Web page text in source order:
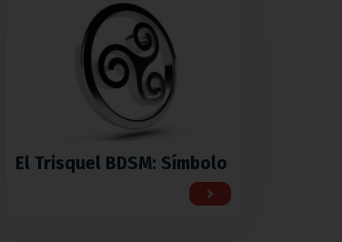
El Trisquel BDSM: Símbolo